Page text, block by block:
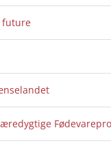
future